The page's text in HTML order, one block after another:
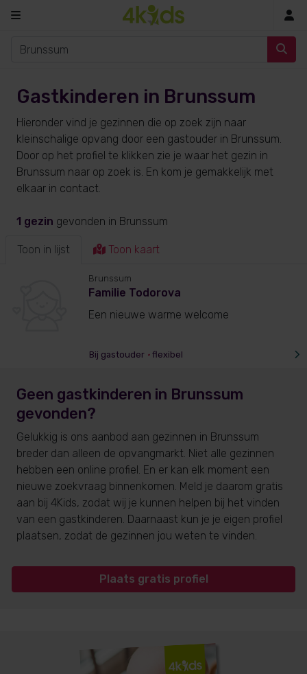
Gastkinderen in Brunssum
Hieronder vind je gezinnen die op zoek zijn naar
kleinschalige opvang door een gastouder in Brunssum.
Door op het profiel te klikken zie je waar het gezin in
Brunssum naar op zoek is. En kom je gemakkelijk met
elkaar in contact.
1 gezin gevonden in Brunssum
Toon in lijst Toon kaart
Brunssum
Familie Todorova
Een nieuwe warme welcome
Bij gastouder •flexibel
Geen gastkinderen in Brunssum
gevonden?
Gelukkig is ons aanbod aan gezinnen in Brunssum
breder dan alleen de opvangmarkt. Niet alle gezinnen
hebben een online profiel. En er kan elk moment een
nieuwe zoekvraag binnenkomen. Meld je daarom gratis
aan bij 4Kids, zodat wij je kunnen helpen bij het vinden
van een gastkinderen. Daarnaast kun je je eigen profiel
plaatsen, zodat de gezinnen jou weten te vinden.
Plaats gratis profiel